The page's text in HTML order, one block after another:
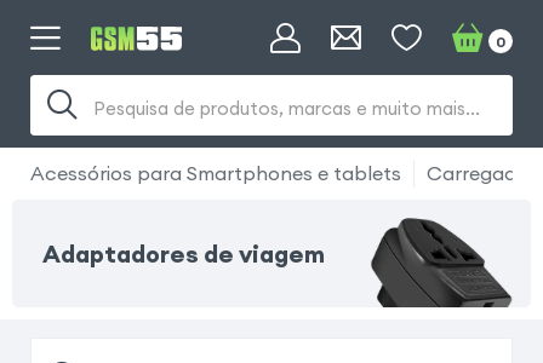
Pesquisa de produtos, marcas e muito mais...
0
Acessórios para Smartphones e tablets
Adaptadores de viagem